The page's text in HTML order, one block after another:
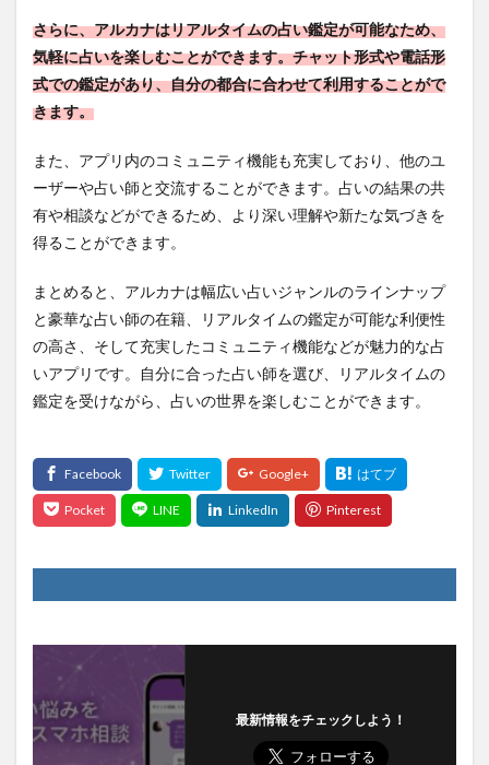
さらに、アルカナはリアルタイムの占い鑑定が可能なため、
気軽に占いを楽しむことができます。チャット形式や電話形
式での鑑定があり、自分の都合に合わせて利用することがで
きます。
また、アプリ内のコミュニティ機能も充実しており、他のユ
ーザーや占い師と交流することができます。占いの結果の共
有や相談などができるため、より深い理解や新たな気づきを
得ることができます。
まとめると、アルカナは幅広い占いジャンルのラインナップ
と豪華な占い師の在籍、リアルタイムの鑑定が可能な利便性
の高さ、そして充実したコミュニティ機能などが魅力的な占
いアプリです。自分に合った占い師を選び、リアルタイムの
鑑定を受けながら、占いの世界を楽しむことができます。
最新情報をチェックしよう！